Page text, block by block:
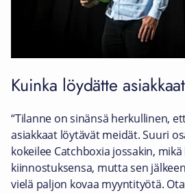
Kuinka löydätte
“Tilanne on sinänsä herkullinen,
asiakkaat löytävät meidät. Suuri
kokeilee Catchboxia jossakin,
kiinnostuksensa, mutta sen
vielä paljon kovaa myyntityötä.